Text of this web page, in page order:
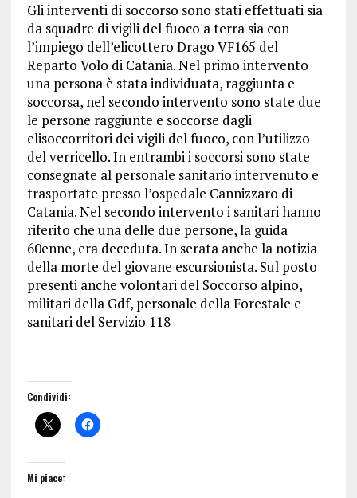
Gli interventi di soccorso sono stati effettuati sia
da squadre di vigili del fuoco a terra sia con
l’impiego dell’elicottero Drago VF165 del
Reparto Volo di Catania. Nel primo intervento
una persona è stata individuata, raggiunta e
soccorsa, nel secondo intervento sono state due
le persone raggiunte e soccorse dagli
elisoccorritori dei vigili del fuoco, con l’utilizzo
del verricello. In entrambi i soccorsi sono state
consegnate al personale sanitario intervenuto e
trasportate presso l’ospedale Cannizzaro di
Catania. Nel secondo intervento i sanitari hanno
riferito che una delle due persone, la guida
60enne, era deceduta. In serata anche la notizia
della morte del giovane escursionista. Sul posto
presenti anche volontari del Soccorso alpino,
militari della Gdf, personale della Forestale e
sanitari del Servizio 118
Condividi:
Mi piace: